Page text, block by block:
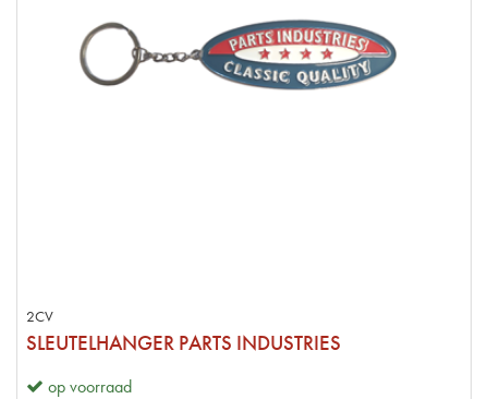
2CV
SLEUTELHANGER PARTS INDUSTRIES
op voorraad